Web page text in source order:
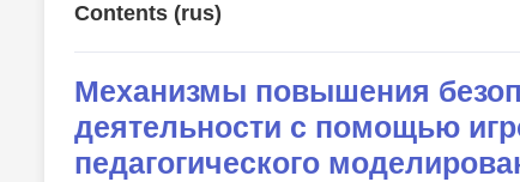
Contents (rus)
Механизмы повышения
деятельности с помощью
педагогического